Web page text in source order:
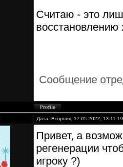
Считаю - это
восстановлению
Сообщение
Дата: Вторник, 17.05.2022,
Привет, а
регенерации
игроку ?)